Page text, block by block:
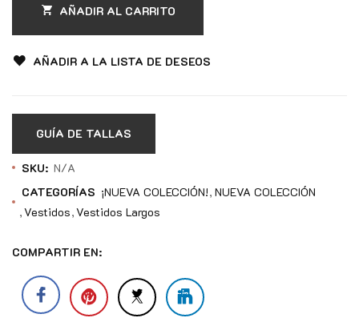
AÑADIR AL CARRITO
AÑADIR A LA LISTA DE DESEOS
GUÍA DE TALLAS
SKU: N/A
CATEGORÍAS ¡NUEVA COLECCIÓN! NUEVA COLECCIÓN
Vestidos Vestidos Largos
COMPARTIR EN: